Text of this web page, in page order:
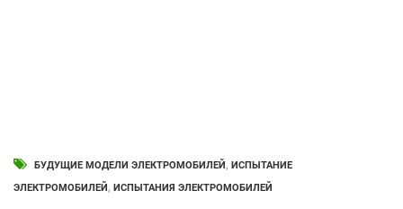
БУДУЩИЕ МОДЕЛИ ЭЛЕКТРОМОБИЛЕЙ, ИСПЫТАНИЕ
ЭЛЕКТРОМОБИЛЕЙ, ИСПЫТАНИЯ ЭЛЕКТРОМОБИЛЕЙ